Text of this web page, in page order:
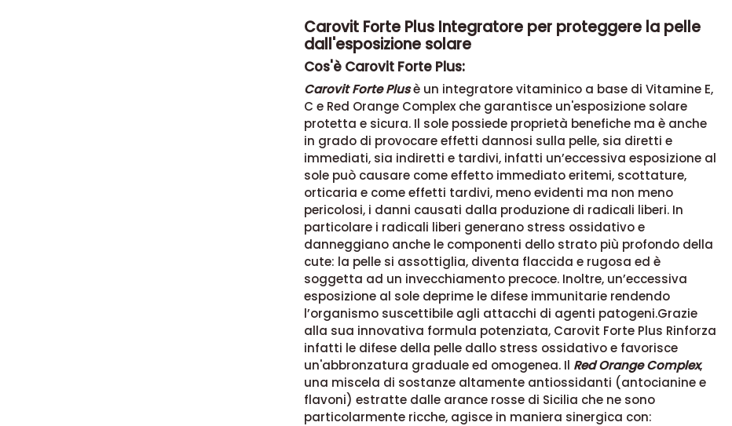
Carovit Forte Plus Integratore per proteggere la pelle
dall'esposizione solare
Cos'è Carovit Forte Plus:
Carovit Forte Plusè un integratore vitaminico a base di Vitamine E,
C e Red Orange Complex che garantisce un'esposizione solare
protetta e sicura. Il sole possiede proprietà benefiche ma è anche
in grado di provocare effetti dannosi sulla pelle, sia diretti e
immediati, sia indiretti e tardivi, infatti un’eccessiva esposizione al
sole può causare come effetto immediato eritemi, scottature,
orticaria e come effetti tardivi, meno evidenti ma non meno
pericolosi, i danni causati dalla produzione di radicali liberi. In
particolare i radicali liberi generano stress ossidativo e
danneggiano anche le componenti dello strato più profondo della
cute: la pelle si assottiglia, diventa flaccida e rugosa ed è
soggetta ad un invecchiamento precoce. Inoltre, un’eccessiva
esposizione al sole deprime le difese immunitarie rendendo
l’organismo suscettibile agli attacchi di agenti patogeni.Grazie
alla sua innovativa formula potenziata, Carovit Forte Plus Rinforza
infatti le difese della pelle dallo stress ossidativo e favorisce
un'abbronzatura graduale ed omogenea. Il Red Orange Complex,
una miscela di sostanze altamente antiossidanti (antocianine e
flavoni) estratte dalle arance rosse di Sicilia che ne sono
particolarmente ricche, agisce in maniera sinergica con: